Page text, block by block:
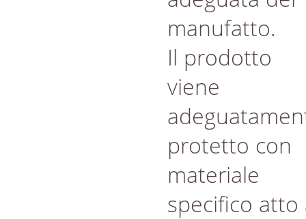
manufatto.
Il prodotto
viene
protetto con
materiale
specifico atto